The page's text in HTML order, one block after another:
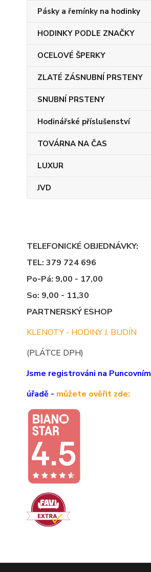
Pásky a řemínky na hodinky
HODINKY PODLE ZNAČKY
OCELOVÉ ŠPERKY
ZLATÉ ZÁSNUBNÍ PRSTENY
SNUBNÍ PRSTENY
Hodinářské příslušenství
TOVÁRNA NA ČAS
LUXUR
JVD
TELEFONICKÉ OBJEDNÁVKY:
TEL: 379 724 696
Po-Pá: 9,00 - 17,00
So: 9,00 - 11,30
PARTNERSKÝ ESHOP
KLENOTY - HODINY J. BUDÍN
(PLÁTCE DPH)
Jsme registrováni na Puncovním
úřadě - můžete ověřit zde: